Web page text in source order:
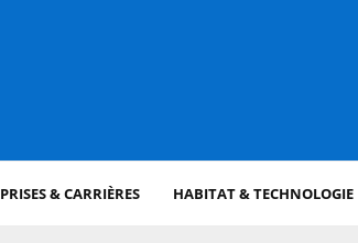
& CARRIÈRES HABITAT & TECHNOLOGIE